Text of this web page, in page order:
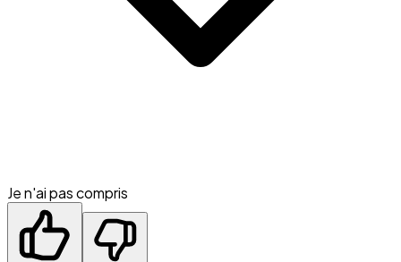
Je n'ai pas compris